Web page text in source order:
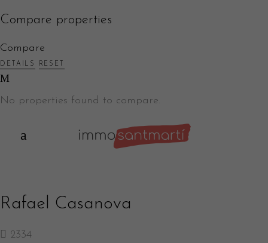
Compare properties
Compare
DETAILS RESET
No properties found to compare.
Rafael Casanova
2334